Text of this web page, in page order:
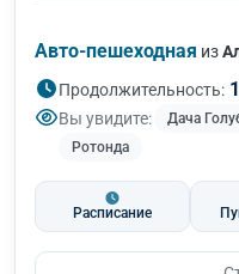
Авто-пешеходная из
Продолжительность:
Вы увидите: Дача
Ротонда
Расписание